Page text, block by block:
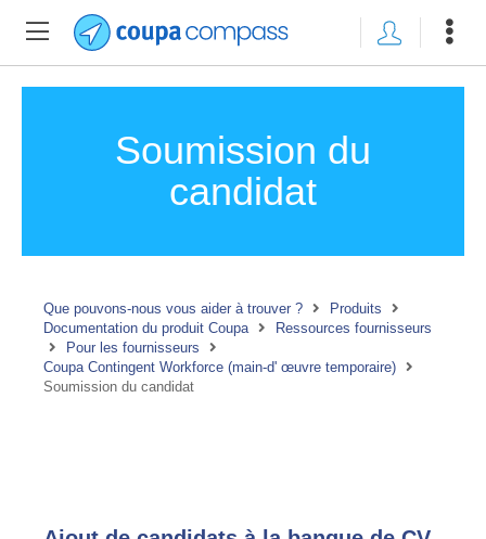
Soumission du
candidat
Que pouvons-nous vous aider à trouver ?
Produits
Documentation du produit Coupa
Ressources fournisseurs
Pour les fournisseurs
Coupa Contingent Workforce (main-d' œuvre temporaire)
Soumission du candidat